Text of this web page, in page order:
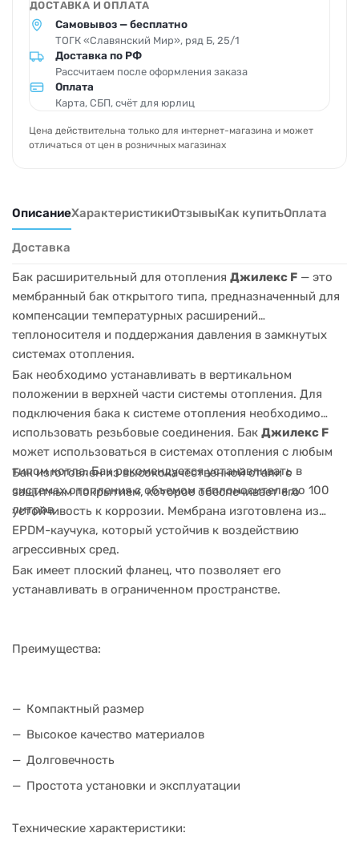
ДОСТАВКА И ОПЛАТА
Самовывоз — бесплатно
ТОГК «Славянский Мир», ряд Б, 25/1
Доставка по РФ
Рассчитаем после оформления заказа
Оплата
Карта, СБП, счёт для юрлиц
Цена действительна только для интернет-магазина и может
отличаться от цен в розничных магазинах
ОписаниеХарактеристикиОтзывыКак купитьОплата
Доставка
Бак расширительный для отопления Джилекс F — это
мембранный бак открытого типа, предназначенный для
компенсации температурных расширений
теплоносителя и поддержания давления в замкнутых
системах отопления.
Бак необходимо устанавливать в вертикальном
положении в верхней части системы отопления. Для
подключения бака к системе отопления необходимо
использовать резьбовые соединения. Бак Джилекс F
может использоваться в системах отопления с любым
типом котла. Бак рекомендуется устанавливать в
системах отопления с объемом теплоносителя до 100
литров.
Бак изготовлен из высококачественной стали с
защитным покрытием, которое обеспечивает его
устойчивость к коррозии. Мембрана изготовлена из
EPDM-каучука, который устойчив к воздействию
агрессивных сред.
Бак имеет плоский фланец, что позволяет его
устанавливать в ограниченном пространстве.
Преимущества:
Компактный размер
Высокое качество материалов
Долговечность
Простота установки и эксплуатации
Технические характеристики: